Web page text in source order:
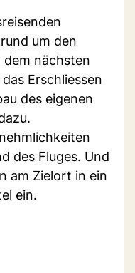
um den
dem nächsten
Erschliessen
des eigenen
des Fluges. Und
am Zielort in ein
ein.